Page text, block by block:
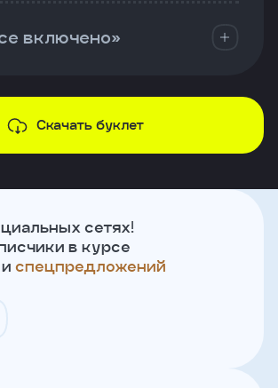
включено»
Скачать буклет
сетях!
в курсе
и спецпредложений